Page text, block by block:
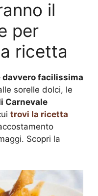
il
per
ricetta
davvero facilissima
sorelle dolci, le
Carnevale
trovi la ricetta
Scopri la